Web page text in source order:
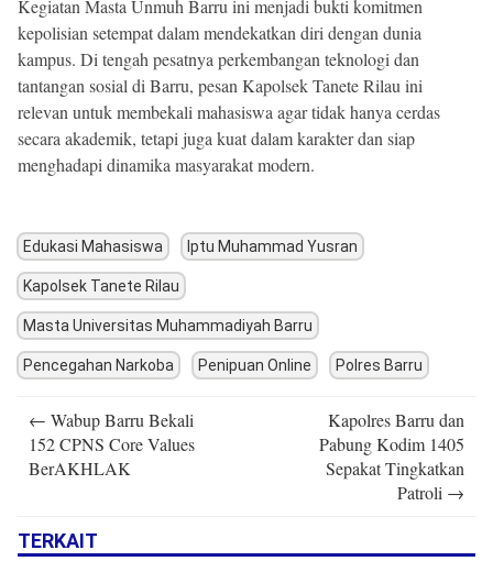
Kegiatan Masta Unmuh Barru ini menjadi bukti komitmen
kepolisian setempat dalam mendekatkan diri dengan dunia
kampus. Di tengah pesatnya perkembangan teknologi dan
tantangan sosial di Barru, pesan Kapolsek Tanete Rilau ini
relevan untuk membekali mahasiswa agar tidak hanya cerdas
secara akademik, tetapi juga kuat dalam karakter dan siap
menghadapi dinamika masyarakat modern.
Edukasi Mahasiswa Iptu Muhammad Yusran
Kapolsek Tanete Rilau
Masta Universitas Muhammadiyah Barru
Pencegahan Narkoba Penipuan Online Polres Barru
navigation
← Wabup Barru Bekali
152 CPNS Core Values
BerAKHLAK
Kapolres Barru dan
Pabung Kodim 1405
Sepakat Tingkatkan
Patroli →
TERKAIT